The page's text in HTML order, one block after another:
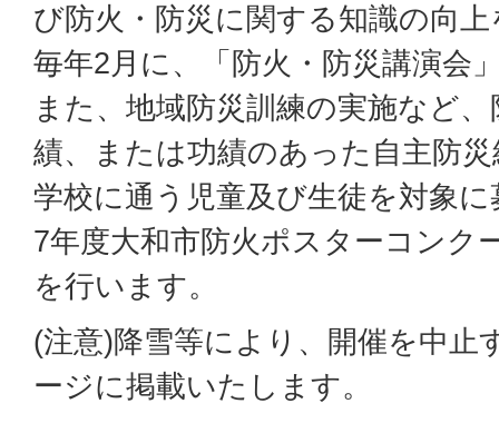
び防火・防災に関する知識の向
毎年2月に、「防火・防災講演会
また、地域防災訓練の実施など
績、または功績のあった自主防
学校に通う児童及び生徒を対象
7年度大和市防火ポスターコンク
を行います。
(注意)降雪等により、開催を中止
ージに掲載いたします。